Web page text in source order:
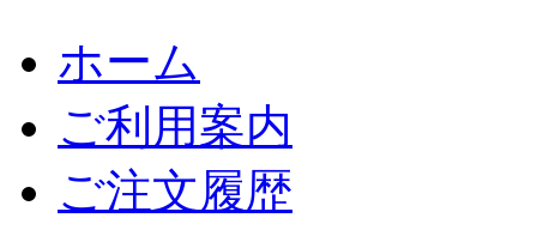
ホーム
ご利用案内
ご注文履歴